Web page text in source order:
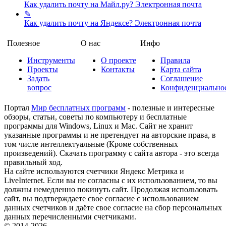
Как удалить почту на Майл.ру? Электронная почта
✎
Как удалить почту на Яндексе? Электронная почта
Полезное
Инструменты
Проекты
Задать
вопрос
О нас
О проекте
Контакты
Инфо
Правила
Карта сайта
Соглашение
Портал Мир бесплатных программ - полезные и интересные
обзоры, статьи, советы по компьютеру и бесплатные
программы для Windows, Linux и Mac. Сайт не хранит
указанные программы и не претендует на авторские права, в
том числе интеллектуальные (Кроме собственных
произведений). Скачать программу с сайта автора - это всегда
правильный ход.
На сайте используются счетчики Яндекс Метрика и
LiveInternet. Если вы не согласны с их использованием, то вы
должны немедленно покинуть сайт. Продолжая использовать
сайт, вы подтверждаете свое согласие с использованием
данных счетчиков и даёте свое согласие на сбор персональных
данных перечисленными счетчиками.